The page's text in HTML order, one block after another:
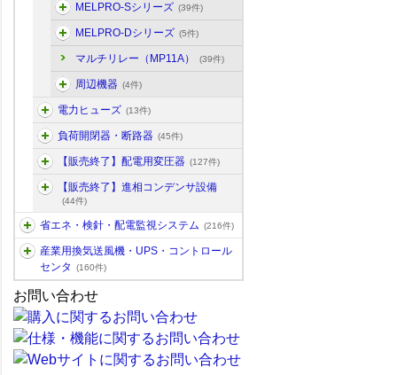
MELPRO-Sシリーズ (39件)
MELPRO-Dシリーズ (5件)
マルチリレー（MP11A） (39件)
周辺機器 (4件)
電力ヒューズ (13件)
負荷開閉器・断路器 (45件)
【販売終了】配電用変圧器 (127件)
【販売終了】進相コンデンサ設備
(44件)
省エネ・検針・配電監視システム (216件)
産業用換気送風機・UPS・コントロール
センタ
(160件)
お問い合わせ